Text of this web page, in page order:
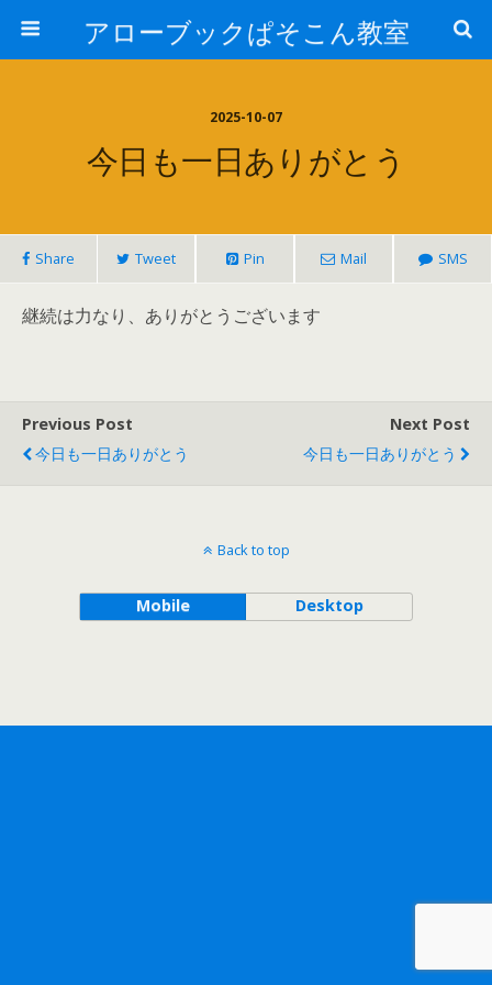
アローブックぱそこん教室
2025-10-07
今日も一日ありがとう
Share Tweet Pin Mail SMS
継続は力なり、ありがとうございます
Previous Post
今日も一日ありがとう
Next Post
今日も一日ありがとう
Back to top
Mobile Desktop